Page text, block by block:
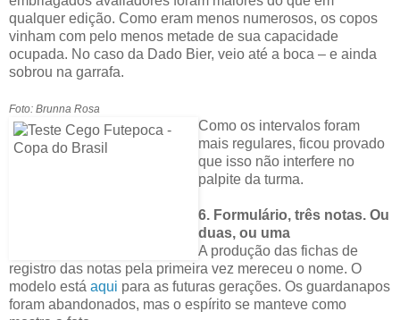
qualquer edição. Como eram menos numerosos, os copos
vinham com pelo menos metade de sua capacidade
ocupada. No caso da Dado Bier, veio até a boca – e ainda
sobrou na garrafa.
Foto: Brunna Rosa
Como os intervalos foram
mais regulares, ficou provado
que isso não interfere no
palpite da turma.
6. Formulário, três notas. Ou
duas, ou uma
A produção das fichas de
registro das notas pela primeira vez mereceu o nome. O
modelo está aqui para as futuras gerações. Os guardanapos
foram abandonados, mas o espírito se manteve como